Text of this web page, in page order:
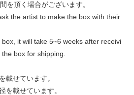
を頂く場合がございます。
the artist to make the box with their
it will take 5~6 weeks after receivi
box for shipping.
載せています。
を載せています。